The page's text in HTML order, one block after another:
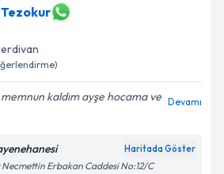
kaldım ayşe hocama ve Devamı
Haritada Göster
Erbakan Caddesi No:12/C